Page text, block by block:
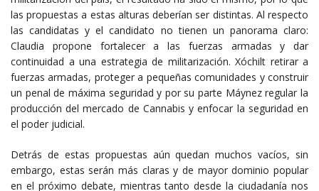
las propuestas a estas alturas deberían ser distintas. Al respecto
las candidatas y el candidato no tienen un panorama claro:
Claudia propone fortalecer a las fuerzas armadas y dar
continuidad a una estrategia de militarización. Xóchilt retirar a
fuerzas armadas, proteger a pequeñas comunidades y construir
un penal de máxima seguridad y por su parte Máynez regular la
producción del mercado de Cannabis y enfocar la seguridad en
el poder judicial.
Detrás de estas propuestas aún quedan muchos vacíos, sin
embargo, estas serán más claras y de mayor dominio popular
en el próximo debate, mientras tanto desde la ciudadanía nos